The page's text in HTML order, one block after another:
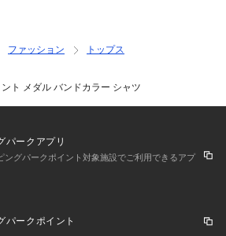
り、日本でも人気を高めています。
ナポリ仕立てが特徴のブランド。
取り扱いください。
たり具合やパソコン・スマートフォン
撮影した画像をご参照ください。
ファッション
トップス
ト メダル バンドカラー シャツ
パークアプリ
ングパークポイント対象施設でご利用できるアプ
パークポイント